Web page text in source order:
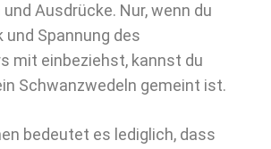
Ausdrücke. Nur, wenn du
und Spannung des
mit einbeziehst, kannst du
Schwanzwedeln gemeint ist.
bedeutet es lediglich, dass